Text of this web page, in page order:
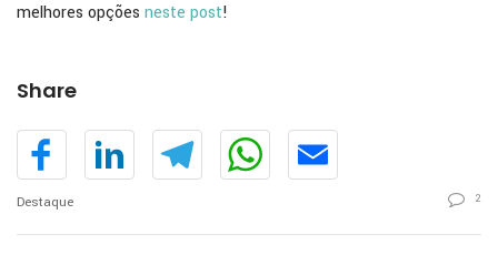
melhores opções neste post!
Share
Destaque 2